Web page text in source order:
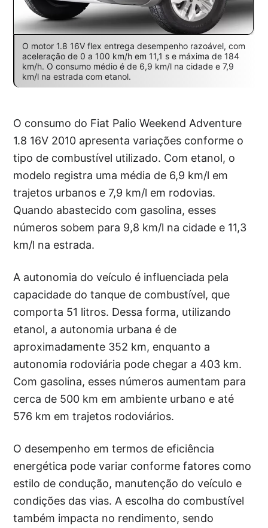
O motor 1.8 16V flex entrega desempenho razoável, com
aceleração de 0 a 100 km/h em 11,1 s e máxima de 184
km/h. O consumo médio é de 6,9 km/l na cidade e 7,9
km/l na estrada com etanol.
O consumo do Fiat Palio Weekend Adventure
1.8 16V 2010 apresenta variações conforme o
tipo de combustível utilizado. Com etanol, o
modelo registra uma média de 6,9 km/l em
trajetos urbanos e 7,9 km/l em rodovias.
Quando abastecido com gasolina, esses
números sobem para 9,8 km/l na cidade e 11,3
km/l na estrada.
A autonomia do veículo é influenciada pela
capacidade do tanque de combustível, que
comporta 51 litros. Dessa forma, utilizando
etanol, a autonomia urbana é de
aproximadamente 352 km, enquanto a
autonomia rodoviária pode chegar a 403 km.
Com gasolina, esses números aumentam para
cerca de 500 km em ambiente urbano e até
576 km em trajetos rodoviários.
O desempenho em termos de eficiência
energética pode variar conforme fatores como
estilo de condução, manutenção do veículo e
condições das vias. A escolha do combustível
também impacta no rendimento, sendo